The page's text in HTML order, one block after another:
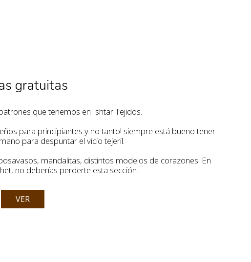
gratuitas
que tenemos en Ishtar Tejidos.
para principiantes y no tanto! siempre está bueno tener
para despuntar el vicio tejeril.
mandalitas, distintos modelos de corazones. En
no deberías perderte esta sección.
VER